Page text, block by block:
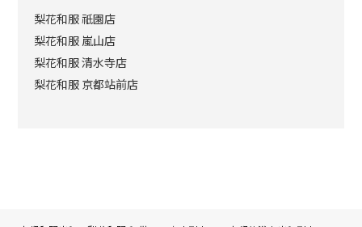
梨花和服 祇園店
梨花和服 嵐山店
梨花和服 清水寺店
梨花和服 京都站前店